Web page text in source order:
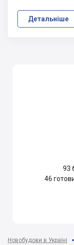
Детальніше
93
46
Новобудови в Україні